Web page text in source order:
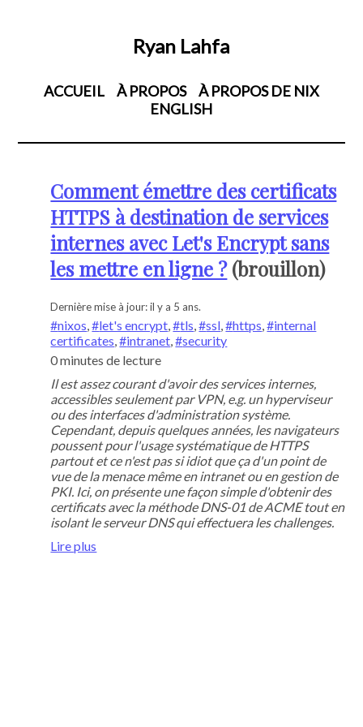
Ryan Lahfa
ACCUEIL À PROPOS
À PROPOS DE NIX
ENGLISH
Comment émettre des certificats
HTTPS à destination de services
internes avec Let's Encrypt sans
les mettre en ligne ?
Dernière mise à jour:il y a 5 ans
nixos, let's encrypt, tls, ssl, https, internal
certificates, intranet, security
0 minutes de lecture
Il est assez courant d'avoir des services internes,
accessibles seulement par VPN, e.g. un hyperviseur
ou des interfaces d'administration système.
Cependant, depuis quelques années, les navigateurs
poussent pour l'usage systématique de HTTPS
partout et ce n'est pas si idiot que ça d'un point de
vue de la menace même en intranet ou en gestion de
PKI. Ici, on présente une façon simple d'obtenir des
certificats avec la méthode DNS-01 de ACME tout en
isolant le serveur DNS qui effectuera les challenges.
Lire plus